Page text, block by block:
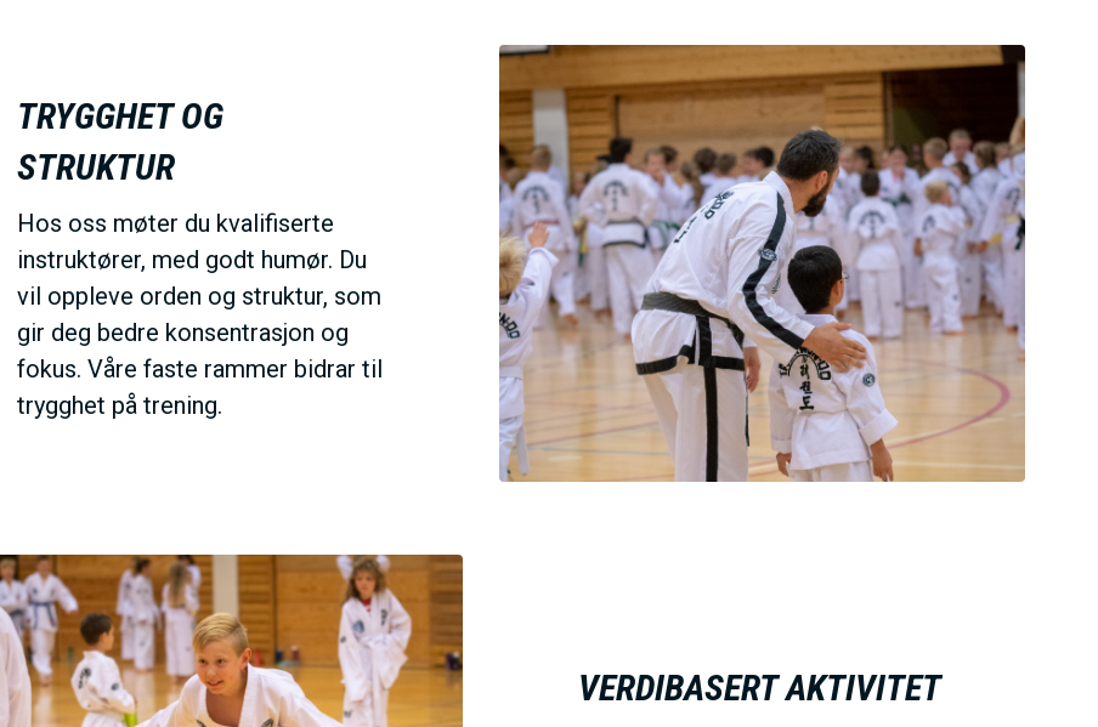
M
A
I
N
M
U
TRYGGHET OG
STRUKTUR
Hos oss møter du kvalifiserte
instruktører, med godt humør. Du
vil oppleve orden og struktur, som
gir deg bedre konsentrasjon og
fokus. Våre faste rammer bidrar til
trygghet på trening.
VERDIBASERT AKTIVITET